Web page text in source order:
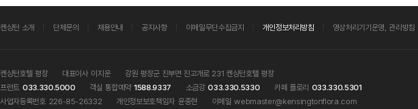
켄싱턴 소개 단체문의 채용안내 공지사항 이메일무단수집금지 개인정보처리방침 영상처리기기운영, 관리방침
켄싱턴호텔 평창 대표이사 이지운
강원 평창군 진부면 진고개로 231 켄싱턴호텔 평창
프런트 033.330.5000 객실 통합예약 1588.9337 소금강 033.330.5330 카페 플로리 033.330.5301
사업자등록번호 226-85-26332 개인정보보호책임자 윤종현 이메일 webmaster@kensingtonflora.com